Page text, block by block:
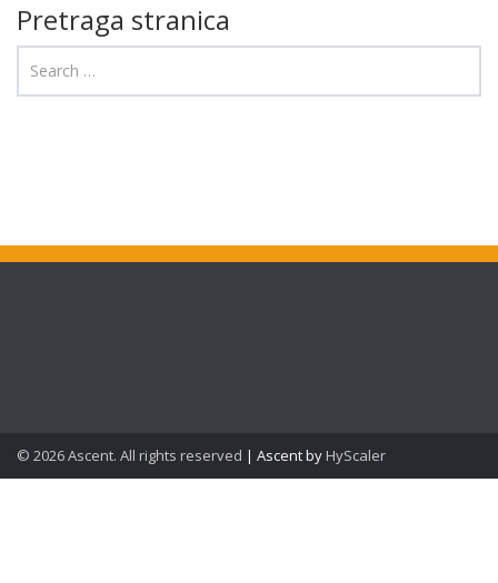
Pretraga stranica
© 2026 Ascent. All rights reserved | Ascent by HyScaler